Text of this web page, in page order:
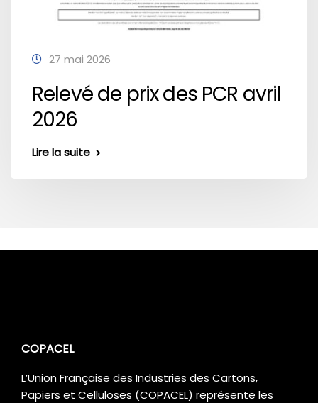
27 mai 2026
Relevé de prix des PCR avril
2026
Lire la suite
COPACEL
L’Union Française des Industries des Cartons,
Papiers et Celluloses (COPACEL) représente les